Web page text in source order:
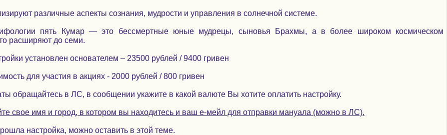
различные аспекты сознания, мудрости и управления в солнечной системе.
пять Кумар — это бессмертные юные мудрецы, сыновья Брахмы, а в более широком космическом
расширяют до семи.
установлен основателем – 23500 рублей / 9400 гривен
для участия в акциях - 2000 рублей / 800 гривен
обращайтесь в ЛС, в сообщении укажите в какой валюте Вы хотите оплатить настройку.
свое имя и город, в котором вы находитесь и ваш е-мейл для отправки мануала (можно в ЛС).
настройка, можно оставить в этой теме.